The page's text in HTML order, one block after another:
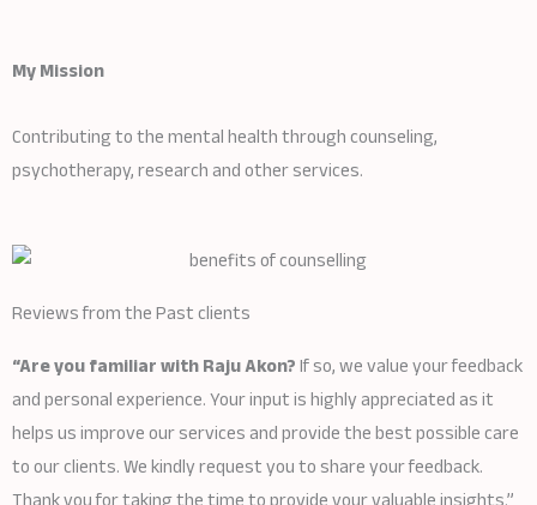
My Mission
Contributing to the mental health through counseling,
psychotherapy, research and other services.
Reviews from the Past clients
“Are you familiar with Raju Akon?If so, we value your feedback
and personal experience. Your input is highly appreciated as it
helps us improve our services and provide the best possible care
to our clients. We kindly request you to share your feedback.